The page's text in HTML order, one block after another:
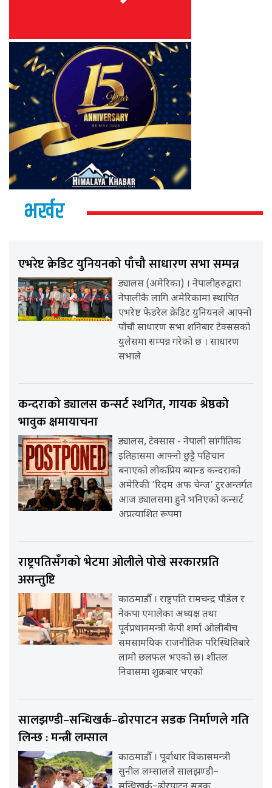
भर्खर
एभरेष्ट क्रेडिट युनियनको पाँचौ साधारण सभा सम्पन्न
ड्यालस (अमेरिका) । नेपालीहरुद्वारा
नेपालीकै लागि अमेरिकामा स्थापित
एभरेष्ट फेडरेल क्रेडिट युनियनले आफ्नो
पाँचौ साधारण सभा शनिबार टेक्ससको
युलेसमा सम्पन्न गरेको छ । साधारण
सभाले
कन्दराको ड्यालस कन्सर्ट स्थगित, गायक श्रेष्ठको
भावुक क्षमायाचना
ड्यालस, टेक्सास - नेपाली सांगीतिक
इतिहासमा आफ्नो छुट्टै पहिचान
बनाएको लोकप्रिय ब्यान्ड कन्दराको
अमेरिकी ‘रिदम अफ चेन्ज’ टुरअन्तर्गत
आज ड्यालसमा हुने भनिएको कन्सर्ट
अप्रत्याशित रूपमा
राष्ट्रपतिसँगको भेटमा ओलीले पोखे सरकारप्रति
असन्तुष्टि
काठमाडौँ । राष्ट्रपति रामचन्द्र पौडेल र
नेकपा एमालेका अध्यक्ष तथा
पूर्वप्रधानमन्त्री केपी शर्मा ओलीबीच
समसामयिक राजनीतिक परिस्थितिबारे
लामो छलफल भएको छ। शीतल
निवासमा शुक्रबार भएको
सालझण्डी–सन्धिखर्क–ढोरपाटन सडक निर्माणले गति
लिन्छ : मन्त्री लम्साल
काठमाडौँ । पूर्वाधार विकासमन्त्री
सुनील लम्सालले सालझण्डी–